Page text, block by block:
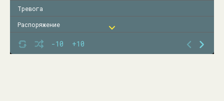
-10 +10
Тревога
Распоряжение
На старом причале
Плод воображения